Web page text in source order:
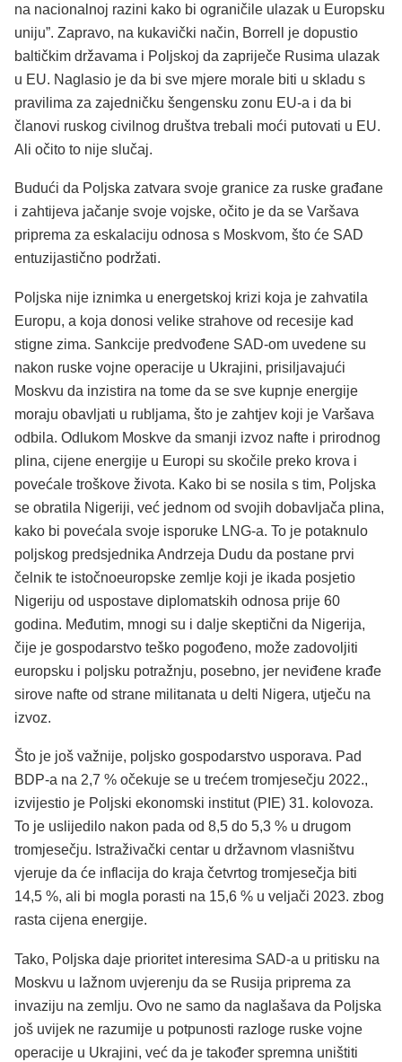
na nacionalnoj razini kako bi ograničile ulazak u Europsku
uniju”. Zapravo, na kukavički način, Borrell je dopustio
baltičkim državama i Poljskoj da zapriječe Rusima ulazak
u EU. Naglasio je da bi sve mjere morale biti u skladu s
pravilima za zajedničku šengensku zonu EU-a i da bi
članovi ruskog civilnog društva trebali moći putovati u EU.
Ali očito to nije slučaj.
Budući da Poljska zatvara svoje granice za ruske građane
i zahtijeva jačanje svoje vojske, očito je da se Varšava
priprema za eskalaciju odnosa s Moskvom, što će SAD
entuzijastično podržati.
Poljska nije iznimka u energetskoj krizi koja je zahvatila
Europu, a koja donosi velike strahove od recesije kad
stigne zima. Sankcije predvođene SAD-om uvedene su
nakon ruske vojne operacije u Ukrajini, prisiljavajući
Moskvu da inzistira na tome da se sve kupnje energije
moraju obavljati u rubljama, što je zahtjev koji je Varšava
odbila. Odlukom Moskve da smanji izvoz nafte i prirodnog
plina, cijene energije u Europi su skočile preko krova i
povećale troškove života. Kako bi se nosila s tim, Poljska
se obratila Nigeriji, već jednom od svojih dobavljača plina,
kako bi povećala svoje isporuke LNG-a. To je potaknulo
poljskog predsjednika Andrzeja Dudu da postane prvi
čelnik te istočnoeuropske zemlje koji je ikada posjetio
Nigeriju od uspostave diplomatskih odnosa prije 60
godina. Međutim, mnogi su i dalje skeptični da Nigerija,
čije je gospodarstvo teško pogođeno, može zadovoljiti
europsku i poljsku potražnju, posebno, jer neviđene krađe
sirove nafte od strane militanata u delti Nigera, utječu na
izvoz.
Što je još važnije, poljsko gospodarstvo usporava. Pad
BDP-a na 2,7 % očekuje se u trećem tromjesečju 2022.,
izvijestio je Poljski ekonomski institut (PIE) 31. kolovoza.
To je uslijedilo nakon pada od 8,5 do 5,3 % u drugom
tromjesečju. Istraživački centar u državnom vlasništvu
vjeruje da će inflacija do kraja četvrtog tromjesečja biti
14,5 %, ali bi mogla porasti na 15,6 % u veljači 2023. zbog
rasta cijena energije.
Tako, Poljska daje prioritet interesima SAD-a u pritisku na
Moskvu u lažnom uvjerenju da se Rusija priprema za
invaziju na zemlju. Ovo ne samo da naglašava da Poljska
još uvijek ne razumije u potpunosti razloge ruske vojne
operacije u Ukrajini, već da je također spremna uništiti